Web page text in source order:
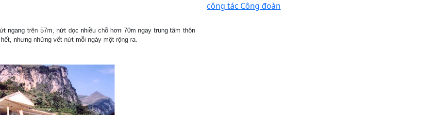
ngang trên 57m, nứt dọc nhiều chỗ hơn 70m ngay trung tâm thôn
nhưng những vết nứt mỗi ngày một rộng ra.
công tác Công đoàn